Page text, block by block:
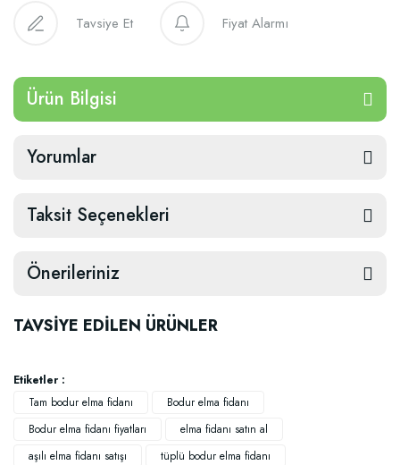
Tavsiye Et Fiyat Alarmı
Ürün Bilgisi
Yorumlar
Taksit Seçenekleri
Önerileriniz
TAVSİYE EDİLEN ÜRÜNLER
Etiketler :
Tam bodur elma fidanı
Bodur elma fidanı
Bodur elma fidanı fiyatları
elma fidanı satın al
aşılı elma fidanı satışı
tüplü bodur elma fidanı